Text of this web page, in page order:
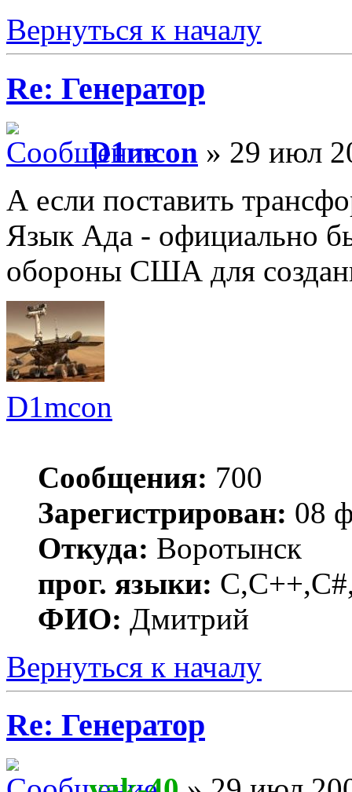
Вернуться к началу
Re: Генератор
D1mcon » 29 июл
А если поставить
Язык Ада - официально
обороны США для
D1mcon
Сообщения: 700
Зарегистрирован: 08
Откуда: Воротынск
прог. языки:
ФИО: Дмитрий
Вернуться к началу
Re: Генератор